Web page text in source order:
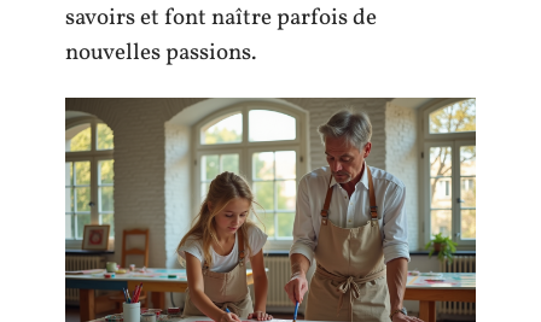
savoirs et font naître parfois de
nouvelles passions.